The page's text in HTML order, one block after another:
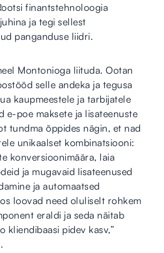
finantstehnoloogia
ja tegi sellest
panganduse liidri.
Montonioga liituda. Ootan
selle andeka ja tegusa
kaupmeestele ja tarbijatele
e-poe maksete ja lisateenuste
tundma õppides nägin, et nad
unikaalset kombinatsiooni:
konversioonimäära, laia
ja mugavaid lisateenused
ja automaatsed
loovad need oluliselt rohkem
eraldi ja seda näitab
kliendibaasi pidev kasv,”